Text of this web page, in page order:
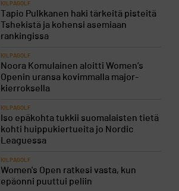
KILPAGOLF
Tapio Pulkkanen haki tärkeitä pisteitä
Tshekistä ja kohensi asemiaan
rankingissa
KILPAGOLF
Noora Komulainen aloitti Women’s
Openin uransa kovimmalla major-
kierroksella
KILPAGOLF
Iso epäkohta tukkii suomalaisten tietä
kohti huippukiertueita jo Nordic
Leaguessa
KILPAGOLF
Women's Open ratkesi vasta, kun
epäonni puuttui peliin